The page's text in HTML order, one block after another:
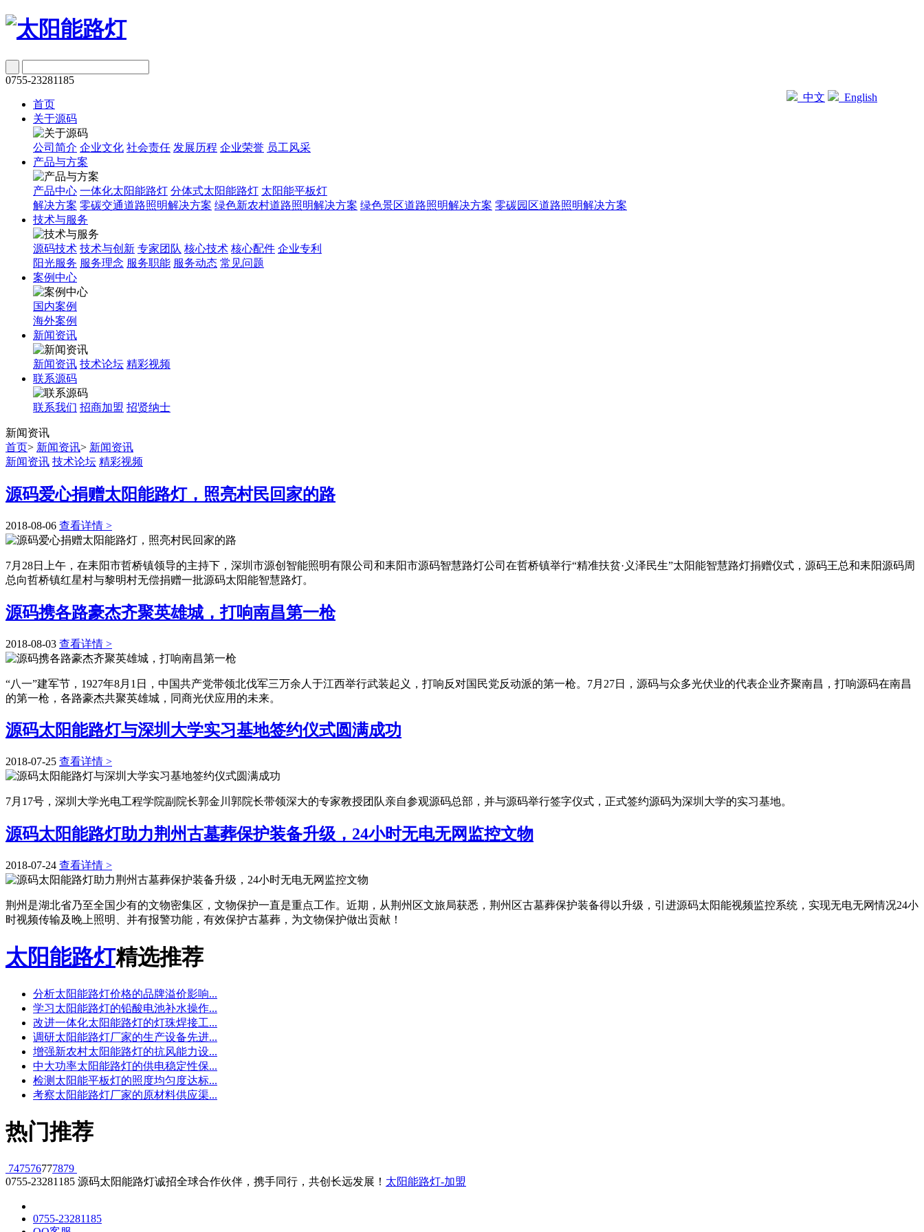
0755-23281185
中文
English
首页
关于源码
公司简介 企业文化 社会责任 发展历程 企业荣誉 员工风采
产品与方案
产品中心 一体化太阳能路灯 分体式太阳能路灯 太阳能平板灯
解决方案 零碳交通道路照明解决方案 绿色新农村道路照明解决方案 绿色景区道路照明解决方案 零碳园区道路照明解决方案
技术与服务
源码技术 技术与创新 专家团队 核心技术 核心配件 企业专利
阳光服务 服务理念 服务职能 服务动态 常见问题
案例中心
国内案例
海外案例
新闻资讯
新闻资讯 技术论坛 精彩视频
联系源码
联系我们 招商加盟 招贤纳士
新闻资讯
首页> 新闻资讯> 新闻资讯
新闻资讯 技术论坛 精彩视频
源码爱心捐赠太阳能路灯，照亮村民回家的路
2018-08-06 查看详情 >
7月28日上午，在耒阳市哲桥镇领导的主持下，深圳市源创智能照明有限公司和耒阳市源码智慧路灯公司在哲桥镇举行“精准扶贫·义泽民生”太阳能智慧路灯捐赠仪式，源码王总和耒阳源码周
总向哲桥镇红星村与黎明村无偿捐赠一批源码太阳能智慧路灯。
源码携各路豪杰齐聚英雄城，打响南昌第一枪
2018-08-03 查看详情 >
“八一”建军节，1927年8月1日，中国共产党带领北伐军三万余人于江西举行武装起义，打响反对国民党反动派的第一枪。7月27日，源码与众多光伏业的代表企业齐聚南昌，打响源码在南昌
的第一枪，各路豪杰共聚英雄城，同商光伏应用的未来。
源码太阳能路灯与深圳大学实习基地签约仪式圆满成功
2018-07-25 查看详情 >
7月17号，深圳大学光电工程学院副院长郭金川郭院长带领深大的专家教授团队亲自参观源码总部，并与源码举行签字仪式，正式签约源码为深圳大学的实习基地。
源码太阳能路灯助力荆州古墓葬保护装备升级，24小时无电无网监控文物
2018-07-24 查看详情 >
荆州是湖北省乃至全国少有的文物密集区，文物保护一直是重点工作。近期，从荆州区文旅局获悉，荆州区古墓葬保护装备得以升级，引进源码太阳能视频监控系统，实现无电无网情况24小
时视频传输及晚上照明、并有报警功能，有效保护古墓葬，为文物保护做出贡献！
太阳能路灯精选推荐
分析太阳能路灯价格的品牌溢价影响...
学习太阳能路灯的铅酸电池补水操作...
改进一体化太阳能路灯的灯珠焊接工...
调研太阳能路灯厂家的生产设备先进...
增强新农村太阳能路灯的抗风能力设...
中大功率太阳能路灯的供电稳定性保...
检测太阳能平板灯的照度均匀度达标...
考察太阳能路灯厂家的原材料供应渠...
热门推荐
747576777879
0755-23281185 源码太阳能路灯诚招全球合作伙伴，携手同行，共创长远发展！ 太阳能路灯-加盟
0755-23281185